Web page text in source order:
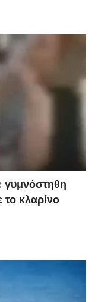
γυμνόστηθη
το κλαρίνο